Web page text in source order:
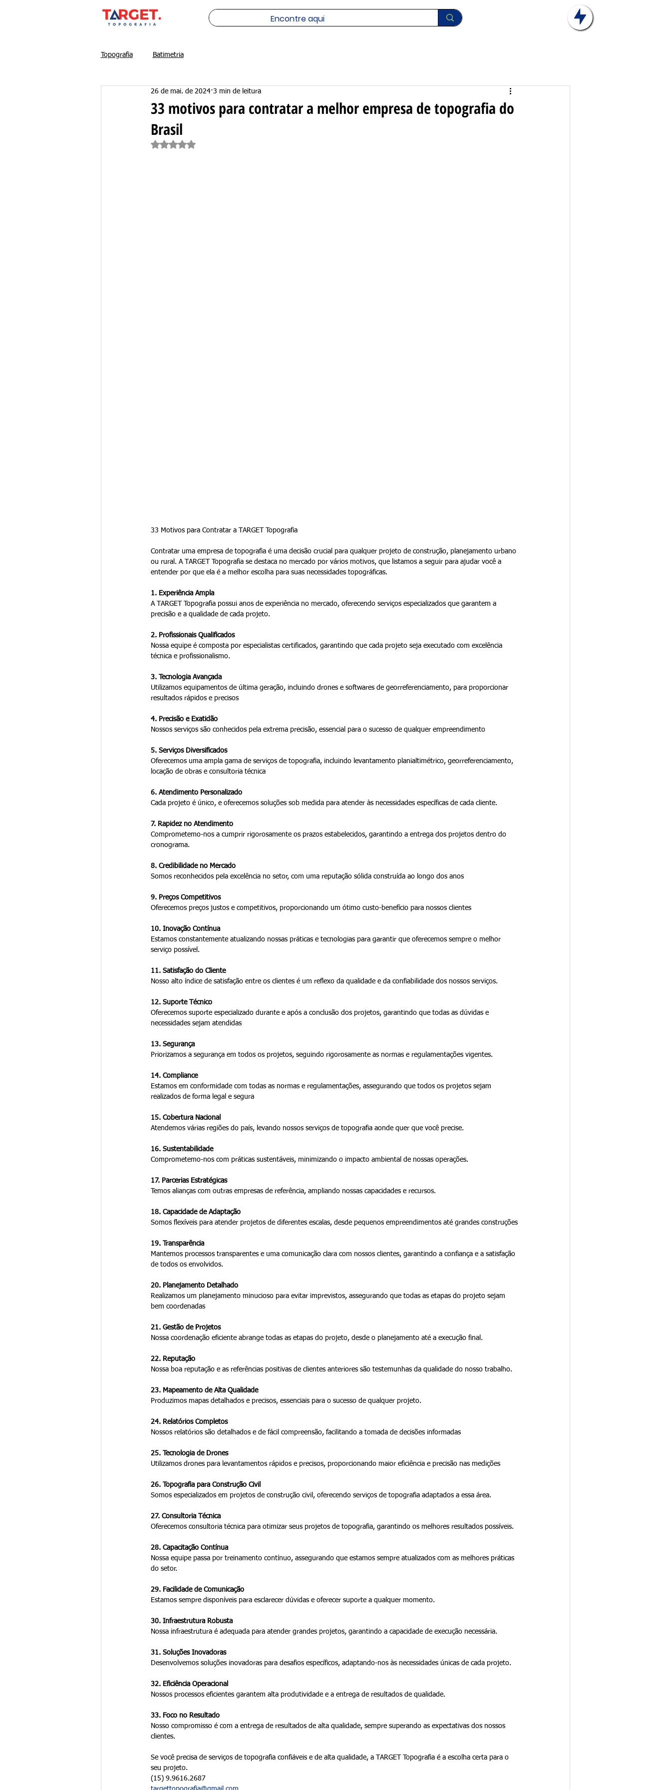
Topografia Batimetria
33 motivos para contratar a melhor empresa de topografia do
Brasil
26 de mai. de 2024 3 min de leitura
Avaliado com NaN de 5 estrelas.
33 Motivos para Contratar a TARGET Topografia
Contratar uma empresa de topografia é uma decisão crucial para qualquer projeto de construção, planejamento urbano
ou rural. A TARGET Topografia se destaca no mercado por vários motivos, que listamos a seguir para ajudar você a
entender por que ela é a melhor escolha para suas necessidades topográficas.
1. Experiência Ampla
A TARGET Topografia possui anos de experiência no mercado, oferecendo serviços especializados que garantem a
precisão e a qualidade de cada projeto.
2. Profissionais Qualificados
Nossa equipe é composta por especialistas certificados, garantindo que cada projeto seja executado com excelência
técnica e profissionalismo.
3. Tecnologia Avançada
Utilizamos equipamentos de última geração, incluindo drones e softwares de georreferenciamento, para proporcionar
resultados rápidos e precisos
4. Precisão e Exatidão
Nossos serviços são conhecidos pela extrema precisão, essencial para o sucesso de qualquer empreendimento
5. Serviços Diversificados
Oferecemos uma ampla gama de serviços de topografia, incluindo levantamento planialtimétrico, georreferenciamento,
locação de obras e consultoria técnica
6. Atendimento Personalizado
Cada projeto é único, e oferecemos soluções sob medida para atender às necessidades específicas de cada cliente.
7. Rapidez no Atendimento
Comprometemo-nos a cumprir rigorosamente os prazos estabelecidos, garantindo a entrega dos projetos dentro do
cronograma.
8. Credibilidade no Mercado
Somos reconhecidos pela excelência no setor, com uma reputação sólida construída ao longo dos anos
9. Preços Competitivos
Oferecemos preços justos e competitivos, proporcionando um ótimo custo-benefício para nossos clientes
10. Inovação Contínua
Estamos constantemente atualizando nossas práticas e tecnologias para garantir que oferecemos sempre o melhor
serviço possível.
11. Satisfação do Cliente
Nosso alto índice de satisfação entre os clientes é um reflexo da qualidade e da confiabilidade dos nossos serviços.
12. Suporte Técnico
Oferecemos suporte especializado durante e após a conclusão dos projetos, garantindo que todas as dúvidas e
necessidades sejam atendidas
13. Segurança
Priorizamos a segurança em todos os projetos, seguindo rigorosamente as normas e regulamentações vigentes.
14. Compliance
Estamos em conformidade com todas as normas e regulamentações, assegurando que todos os projetos sejam
realizados de forma legal e segura
15. Cobertura Nacional
Atendemos várias regiões do país, levando nossos serviços de topografia aonde quer que você precise.
16. Sustentabilidade
Comprometemo-nos com práticas sustentáveis, minimizando o impacto ambiental de nossas operações.
17. Parcerias Estratégicas
Temos alianças com outras empresas de referência, ampliando nossas capacidades e recursos.
18. Capacidade de Adaptação
Somos flexíveis para atender projetos de diferentes escalas, desde pequenos empreendimentos até grandes construções
19. Transparência
Mantemos processos transparentes e uma comunicação clara com nossos clientes, garantindo a confiança e a satisfação
de todos os envolvidos.
20. Planejamento Detalhado
Realizamos um planejamento minucioso para evitar imprevistos, assegurando que todas as etapas do projeto sejam
bem coordenadas
21. Gestão de Projetos
Nossa coordenação eficiente abrange todas as etapas do projeto, desde o planejamento até a execução final.
22. Reputação
Nossa boa reputação e as referências positivas de clientes anteriores são testemunhas da qualidade do nosso trabalho.
23. Mapeamento de Alta Qualidade
Produzimos mapas detalhados e precisos, essenciais para o sucesso de qualquer projeto.
24. Relatórios Completos
Nossos relatórios são detalhados e de fácil compreensão, facilitando a tomada de decisões informadas
25. Tecnologia de Drones
Utilizamos drones para levantamentos rápidos e precisos, proporcionando maior eficiência e precisão nas medições
26. Topografia para Construção Civil
Somos especializados em projetos de construção civil, oferecendo serviços de topografia adaptados a essa área.
27. Consultoria Técnica
Oferecemos consultoria técnica para otimizar seus projetos de topografia, garantindo os melhores resultados possíveis.
28. Capacitação Contínua
Nossa equipe passa por treinamento contínuo, assegurando que estamos sempre atualizados com as melhores práticas
do setor.
29. Facilidade de Comunicação
Estamos sempre disponíveis para esclarecer dúvidas e oferecer suporte a qualquer momento.
30. Infraestrutura Robusta
Nossa infraestrutura é adequada para atender grandes projetos, garantindo a capacidade de execução necessária.
31. Soluções Inovadoras
Desenvolvemos soluções inovadoras para desafios específicos, adaptando-nos às necessidades únicas de cada projeto.
32. Eficiência Operacional
Nossos processos eficientes garantem alta produtividade e a entrega de resultados de qualidade.
33. Foco no Resultado
Nosso compromisso é com a entrega de resultados de alta qualidade, sempre superando as expectativas dos nossos
clientes.
Se você precisa de serviços de topografia confiáveis e de alta qualidade, a TARGET Topografia é a escolha certa para o
seu projeto.
(15) 9.9616.2687